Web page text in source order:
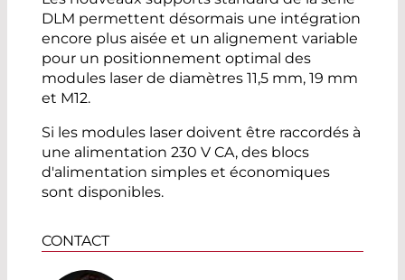
DLM permettent désormais une intégration
encore plus aisée et un alignement variable
pour un positionnement optimal des
modules laser de diamètres 11,5 mm, 19 mm
et M12.
Si les modules laser doivent être raccordés à
une alimentation 230 V CA, des blocs
d'alimentation simples et économiques
sont disponibles.
CONTACT